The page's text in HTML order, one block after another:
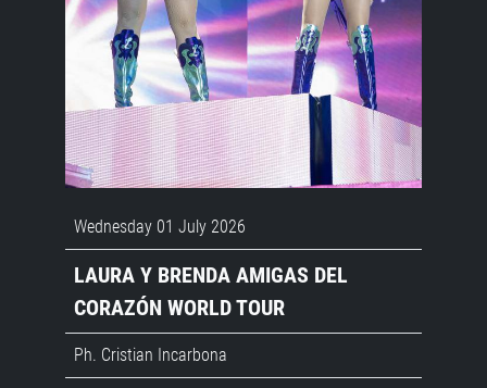
Wednesday 01 July 2026
LAURA Y BRENDA AMIGAS DEL
CORAZÓN WORLD TOUR
Ph. Cristian Incarbona